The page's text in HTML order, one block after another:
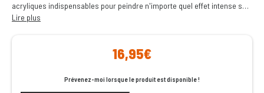
acryliques indispensables pour peindre n'importe quel effet intense sur
n'importe quelle figurine ou maquette. L'intensité de leurs pigments
Lire plus
16,95€
Prévenez-moi lorsque le produit est disponible !